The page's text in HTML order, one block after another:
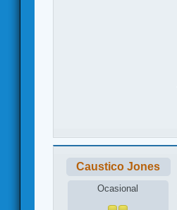
Caustico Jones
Ocasional